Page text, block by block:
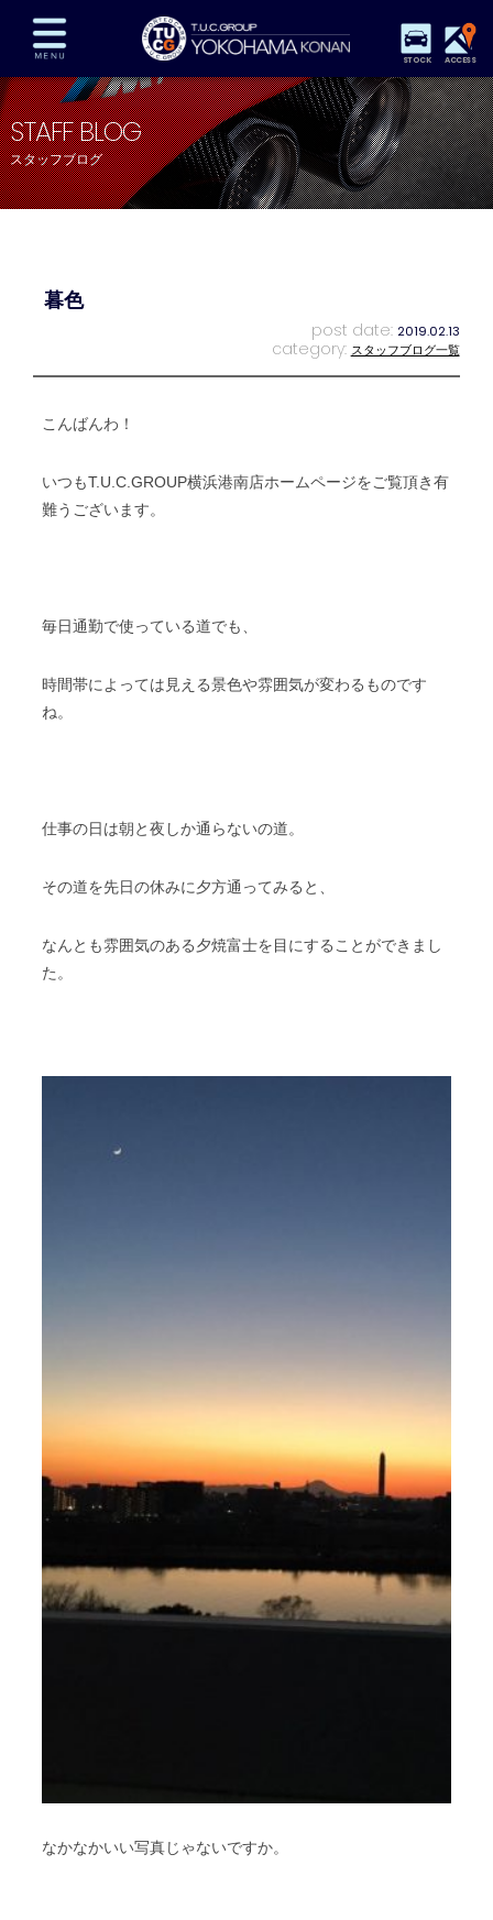
STOCK ACCESS
在庫車両情報 保証&サービス パーツリスト
TUCとは？ 店舗情報 アクセスマップ
全国納車 特別作業 注文販売
STAFF BLOG
スタッフブログ
暮色
post date: 2019.02.13
category: スタッフブログ一覧
こんばんわ！
いつもT.U.C.GROUP横浜港南店ホームページをご覧頂き有
難うございます。
毎日通勤で使っている道でも、
時間帯によっては見える景色や雰囲気が変わるものです
ね。
仕事の日は朝と夜しか通らないの道。
その道を先日の休みに夕方通ってみると、
なんとも雰囲気のある夕焼富士を目にすることができまし
た。
なかなかいい写真じゃないですか。